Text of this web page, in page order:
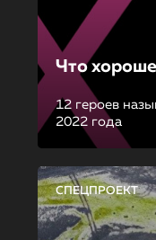
Что
12 героев
2022 года
СПЕЦПРОЕКТ